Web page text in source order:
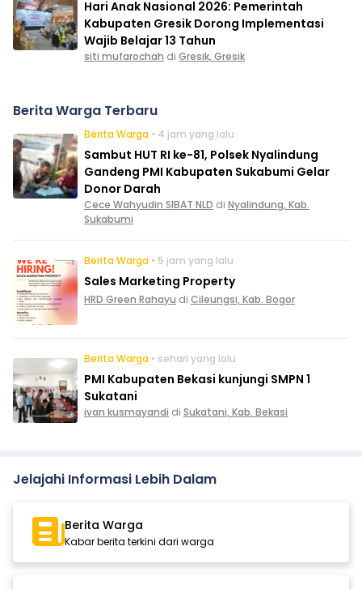
Hari Anak Nasional 2026: Pemerintah
Kabupaten Gresik Dorong Implementasi
Wajib Belajar 13 Tahun
siti mufarochah di Gresik, Gresik
Berita Warga Terbaru
Berita Warga • 4 jam yang lalu
Sambut HUT RI ke-81, Polsek Nyalindung
Gandeng PMI Kabupaten Sukabumi Gelar
Donor Darah
Cece Wahyudin SIBAT NLD di Nyalindung, Kab.
Sukabumi
Berita Warga • 5 jam yang lalu
Sales Marketing Property
HRD Green Rahayu di Cileungsi, Kab. Bogor
Berita Warga • sehari yang lalu
PMI Kabupaten Bekasi kunjungi SMPN 1
Sukatani
ivan kusmayandi di Sukatani, Kab. Bekasi
Jelajahi Informasi Lebih Dalam
Berita Warga
Kabar berita terkini dari warga